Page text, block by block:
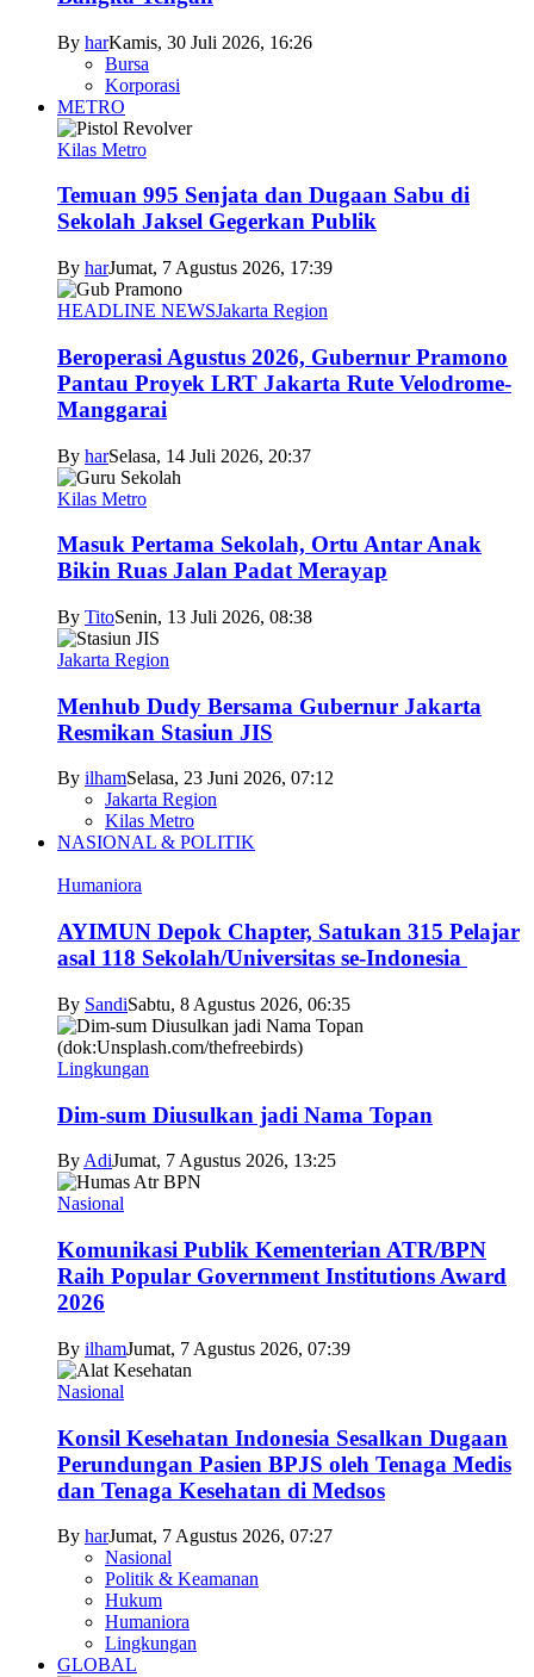
By harKamis, 30 Juli 2026, 16:26
Bursa
Korporasi
METRO
Kilas Metro
Temuan 995 Senjata dan Dugaan Sabu di
Sekolah Jaksel Gegerkan Publik
By harJumat, 7 Agustus 2026, 17:39
HEADLINE NEWSJakarta Region
Beroperasi Agustus 2026, Gubernur Pramono
Pantau Proyek LRT Jakarta Rute Velodrome-
Manggarai
By harSelasa, 14 Juli 2026, 20:37
Kilas Metro
Masuk Pertama Sekolah, Ortu Antar Anak
Bikin Ruas Jalan Padat Merayap
By TitoSenin, 13 Juli 2026, 08:38
Jakarta Region
Menhub Dudy Bersama Gubernur Jakarta
Resmikan Stasiun JIS
By ilhamSelasa, 23 Juni 2026, 07:12
Jakarta Region
Kilas Metro
NASIONAL & POLITIK
Humaniora
AYIMUN Depok Chapter, Satukan 315 Pelajar
asal 118 Sekolah/Universitas se-Indonesia
By SandiSabtu, 8 Agustus 2026, 06:35
Lingkungan
Dim-sum Diusulkan jadi Nama Topan
By AdiJumat, 7 Agustus 2026, 13:25
Nasional
Komunikasi Publik Kementerian ATR/BPN
Raih Popular Government Institutions Award
2026
By ilhamJumat, 7 Agustus 2026, 07:39
Nasional
Konsil Kesehatan Indonesia Sesalkan Dugaan
Perundungan Pasien BPJS oleh Tenaga Medis
dan Tenaga Kesehatan di Medsos
By harJumat, 7 Agustus 2026, 07:27
Nasional
Politik & Keamanan
Hukum
Humaniora
Lingkungan
GLOBAL